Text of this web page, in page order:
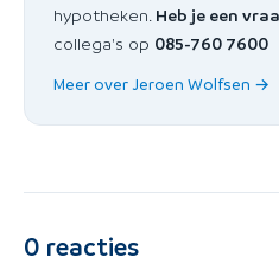
hypotheken. Heb je een
collega's op 085-760 7600
Meer over Jeroen Wolfsen →
0 reacties